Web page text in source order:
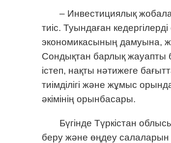
– Инвестициялық
тиіс. Туындаған
экономикасының дамуына,
Сондықтан барлық жауапты
істеп, нақты нәтижеге
тиімділігі және жұмыс
әкімінің орынбасары.
Бүгінде Түркістан
беру және өңдеу салаларын